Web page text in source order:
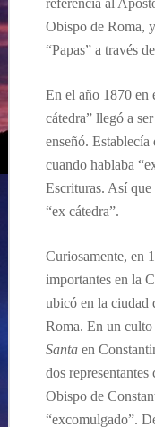
referencia al
Obispo de Roma,
“Papas” a través
En el año 1870 en
cátedra” llegó a
enseñó.
cuando hablaba
Escrituras. Así
“ex cátedra”.
Curiosamente, en
importantes en la
ubicó en la ciudad
Roma. En un culto
Santaen
dos
Obispo de
“excomulgado”.